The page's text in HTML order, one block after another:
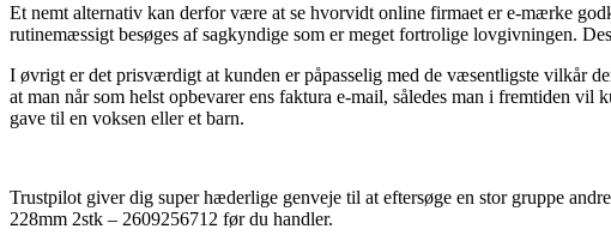
Et nemt alternativ kan derfor være at se hvorvidt online firmaet er e-mærke
rutinemæssigt besøges af sagkyndige som er meget fortrolige lovgivningen.
I øvrigt er det prisværdigt at kunden er påpasselig med de væsentligste vilkår
at man når som helst opbevarer ens faktura e-mail, således man i fremtiden
gave til en voksen eller et barn.
Trustpilot giver dig super hæderlige genveje til at eftersøge en stor gruppe
228mm 2stk – 2609256712 før du handler.